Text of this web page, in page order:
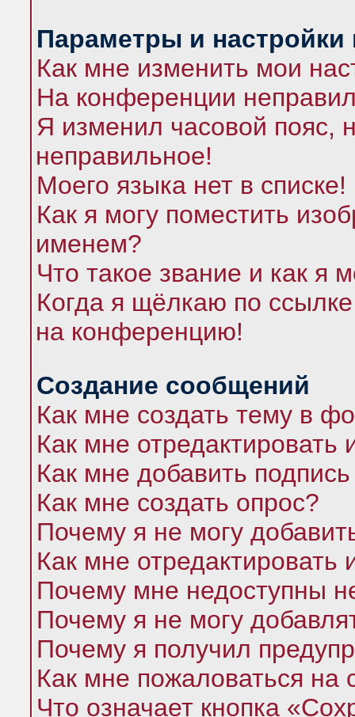
Параметры и настройки
Как мне изменить мои
На конференции
Я изменил часовой пояс,
неправильное!
Моего языка нет в списке!
Как я могу поместить
именем?
Что такое звание и как я
Когда я щёлкаю по
на конференцию!
Создание сообщений
Как мне создать тему в
Как мне
Как мне добавить
Как мне создать опрос?
Почему я не могу
Как мне отредактировать
Почему мне недоступны
Почему я не могу
Почему я получил
Как мне пожаловаться
Что означает кнопка